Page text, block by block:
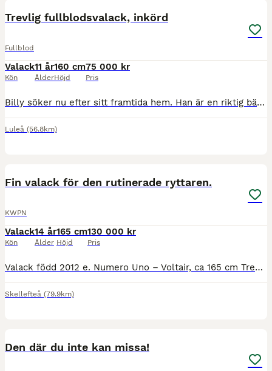
Trevlig fullblodsvalack, inkörd
Fullblod
Valack
Kön
11 år
Ålder
160 cm
Höjd
75 000 kr
Pris
Billy söker nu efter sitt framtida hem. Han är en riktig bästa kompis som man kan göra allt med. Otroligt social med mycket personlighet, kommer alltid fram i hagen och vill vara med på allt. Trivs bä
Luleå (56.8km)
Fin valack för den rutinerade ryttaren.
KWPN
Valack
Kön
14 år
Ålder
165 cm
Höjd
130 000 kr
Pris
Valack född 2012 e. Numero Uno – Voltair, ca 165 cm Trevlig och välutbildad valack med internationell tävlingserfarenhet. Snäll och okomplicerad i all daglig hantering, lastning, skoning och övrig sk
Skellefteå (79.9km)
Den där du inte kan missa!